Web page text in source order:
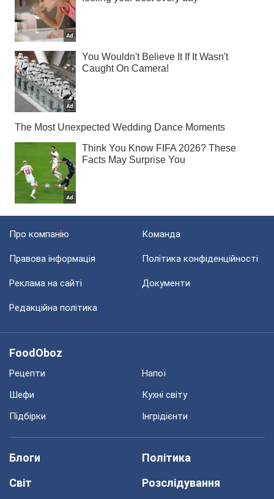
Про компанію Команда
Правова інформація Політика конфіденційності
Реклама на сайті Документи
Редакційна політика
FoodOboz
Рецепти
Напої
Шефи
Кухні світу
Підбірки
Інгрідієнти
Блоги
Політика
Світ
Розслідування